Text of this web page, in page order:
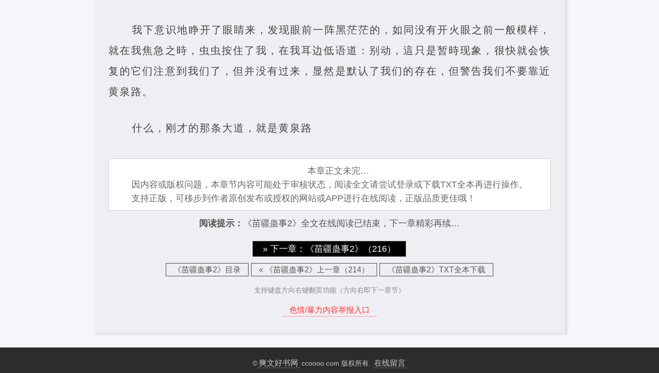
我下意识地睁开了眼睛来，发现眼前一阵黑茫茫的，如同没有开火眼之前一般模样，
就在我焦急之時，虫虫按住了我，在我耳边低语道：别动，這只是暂時现象，很快就会恢
复的它们注意到我们了，但并没有过来，显然是默认了我们的存在，但警告我们不要靠近
黄泉路。
什么，刚才的那条大道，就是黄泉路
本章正文未完…
因内容或版权问题，本章节内容可能处于审核状态，阅读全文请尝试登录或下载TXT全本再进行操作。
支持正版，可移步到作者原创发布或授权的网站或APP进行在线阅读，正版品质更佳哦！
阅读提示： 《苗疆蛊事2》全文在线阅读已结束，下一章精彩再续…
» 下一章：《苗疆蛊事2》（216）
《苗疆蛊事2》目录 « 《苗疆蛊事2》上一章（214） 《苗疆蛊事2》TXT全本下载
支持键盘方向右键翻页功能（方向右即下一章节）
色情/暴力内容举报入口
© 爽文好书网 ccoooo.com 版权所有. 在线留言